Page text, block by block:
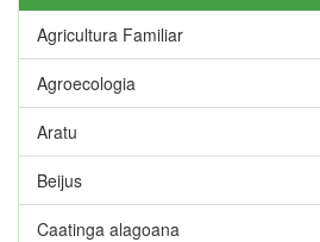
Agricultura Familiar
Agroecologia
Aratu
Beijus
Caatinga alagoana